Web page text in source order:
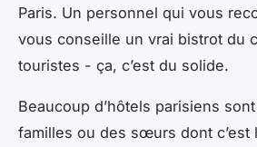
Paris. Un personnel qui vous
vous conseille un vrai bistrot du
touristes - ça, c’est du solide.
Beaucoup d’hôtels parisiens
familles ou des sœurs dont